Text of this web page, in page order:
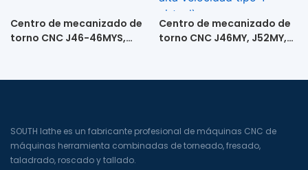
Centro de mecanizado de
torno CNC J46-46MYS,
Centro de mecanizado de
torno CNC J46MY, J52MY,
accionamiento directo de
SOUTH lathe es un fabricante profesional de máquinas CNC de
máquinas herramienta combinadas de torneado, fresado,
taladrado, roscado y tallado.